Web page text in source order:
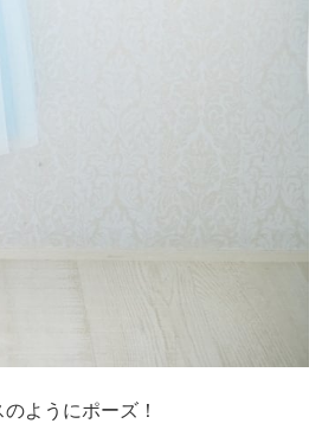
ようにポーズ！